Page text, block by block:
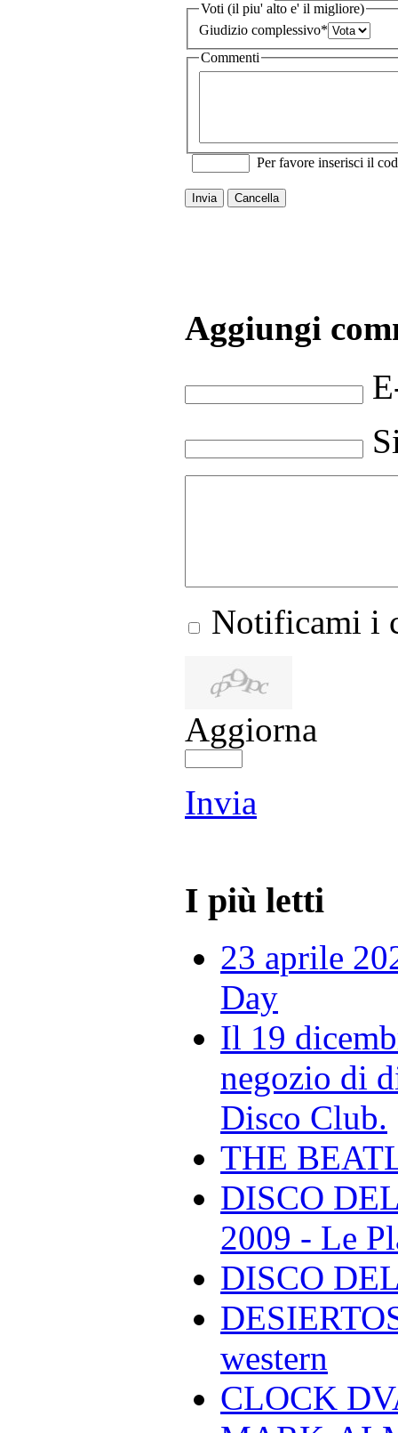
Voti (il piu' alto e' il migliore)
Giudizio complessivo*
Commenti
Per favore inserisci il
Invia Cancella
Aggiungi
Notificami i
Aggiorna
Invia
I più letti
23 aprile
Day
Il 19
negozio di
Disco Club.
THE
DISCO
2009 - Le
DISCO
western
CLOCK